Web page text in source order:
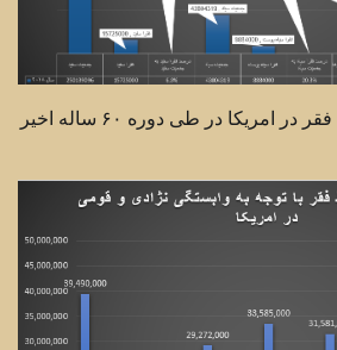
برای دیدن حضور دائمی فقر در امریکا در طی دوره ۶۰ ساله اخیر